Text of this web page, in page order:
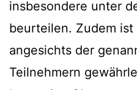
insbesondere unter
beurteilen. Zudem
angesichts der
Teilnehmern